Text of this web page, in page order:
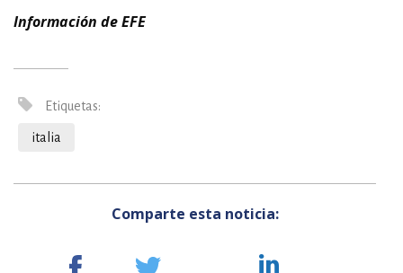
Información de EFE
Etiquetas:
italia
Comparte esta noticia: